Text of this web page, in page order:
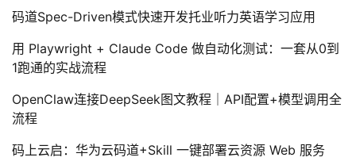
码道Spec-Driven模式快速开发托业听力英语学习应用
用 Playwright + Claude Code 做自动化测试：一套从0到
1跑通的实战流程
OpenClaw连接DeepSeek图文教程｜API配置+模型调用全
流程
码上云启：华为云码道+Skill 一键部署云资源 Web 服务